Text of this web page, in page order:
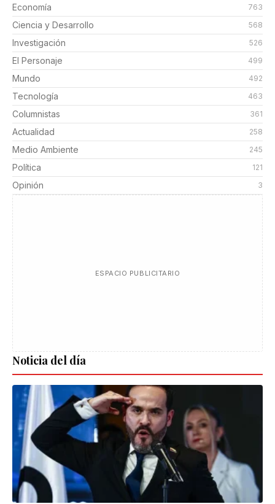
Economía 763
Ciencia y Desarrollo 568
Investigación 526
El Personaje 499
Mundo 492
Tecnología 463
Columnistas 361
Actualidad 258
Medio Ambiente 245
Política 121
Opinión 3
ESPACIO PUBLICITARIO
Noticia del día